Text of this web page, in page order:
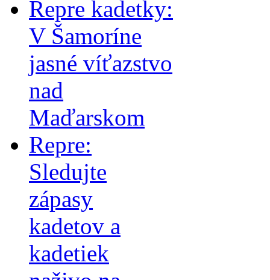
Repre kadetky:
V Šamoríne
jasné víťazstvo
nad
Maďarskom
Repre:
Sledujte
zápasy
kadetov a
kadetiek